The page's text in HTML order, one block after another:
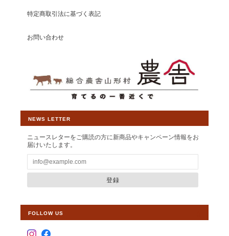
特定商取引法に基づく表記
お問い合わせ
NEWS LETTER
ニュースレターをご購読の方に新商品やキャンペーン情報をお
届けいたします。
登録
FOLLOW US